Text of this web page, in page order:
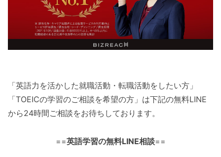
「英語力を活かした就職活動・転職活動をしたい方」
「TOEICの学習のご相談を希望の方」は下記の無料LINE
から24時間ご相談をお待ちしております。
==英語学習の無料LINE相談==